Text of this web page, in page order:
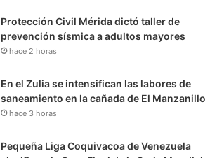
Protección Civil Mérida dictó taller de
prevención sísmica a adultos mayores
hace 2 horas
En el Zulia se intensifican las labores de
saneamiento en la cañada de El Manzanillo
hace 3 horas
Pequeña Liga Coquivacoa de Venezuela